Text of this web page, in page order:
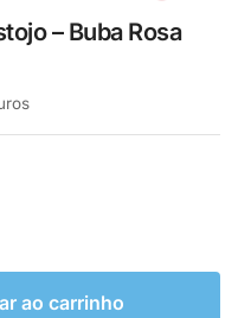
– Buba Rosa
ao carrinho